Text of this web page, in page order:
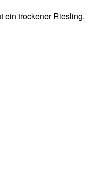
ein trockener Riesling.